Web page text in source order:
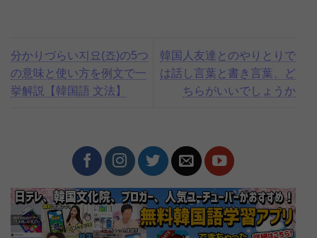
分かりづらい지요(죠)の5つ
の意味と使い方を例文で一
挙解説【韓国語 文法】
韓国人友達とのやりとりで
は話し言葉と書き言葉、ど
ちらがいいでしょうか